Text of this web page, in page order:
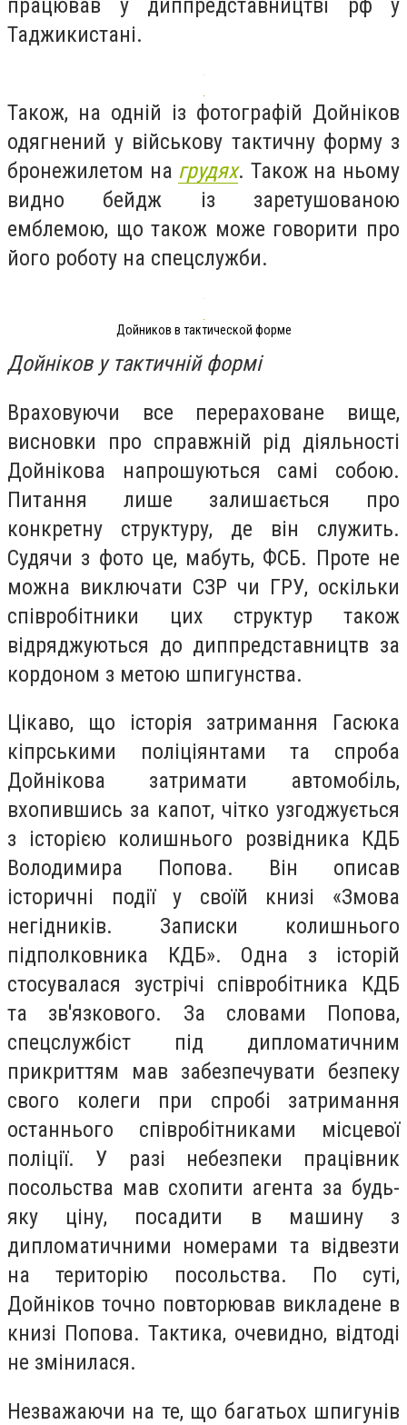
працював у диппредставництві рф у
Таджикистані.
Також, на одній із фотографій Дойніков
одягнений у військову тактичну форму з
бронежилетом на грудях. Також на ньому
видно бейдж із заретушованою
емблемою, що також може говорити про
його роботу на спецслужби.
Дойников в тактической форме
Дойніков у тактичній формі
Враховуючи все перераховане вище,
висновки про справжній рід діяльності
Дойнікова напрошуються самі собою.
Питання лише залишається про
конкретну структуру, де він служить.
Судячи з фото це, мабуть, ФСБ. Проте не
можна виключати СЗР чи ГРУ, оскільки
співробітники цих структур також
відряджуються до диппредставництв за
кордоном з метою шпигунства.
Цікаво, що історія затримання Гасюка
кіпрськими поліціянтами та спроба
Дойнікова затримати автомобіль,
вхопившись за капот, чітко узгоджується
з історією колишнього розвідника КДБ
Володимира Попова. Він описав
історичні події у своїй книзі «Змова
негідників. Записки колишнього
підполковника КДБ». Одна з історій
стосувалася зустрічі співробітника КДБ
та зв'язкового. За словами Попова,
спецслужбіст під дипломатичним
прикриттям мав забезпечувати безпеку
свого колеги при спробі затримання
останнього співробітниками місцевої
поліції. У разі небезпеки працівник
посольства мав схопити агента за будь-
яку ціну, посадити в машину з
дипломатичними номерами та відвезти
на територію посольства. По суті,
Дойніков точно повторював викладене в
книзі Попова. Тактика, очевидно, відтоді
не змінилася.
Незважаючи на те, що багатьох шпигунів